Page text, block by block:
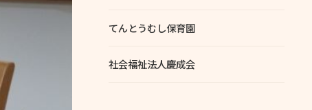
てんとうむし保育園
社会福祉法人慶成会